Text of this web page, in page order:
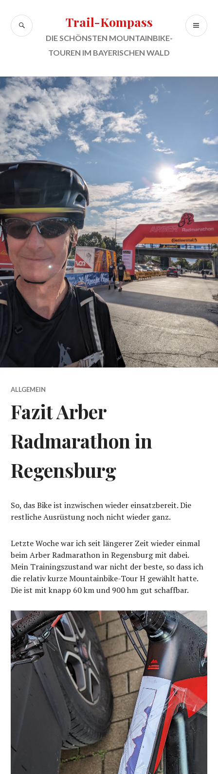
Inhalt
springen
Trail-Kompass
DIE SCHÖNSTEN MOUNTAINBIKE-
TOUREN IM BAYERISCHEN WALD
SUCHE
ALLGEMEIN
Fazit Arber
Radmarathon in
Regensburg
So, das Bike ist inzwischen wieder einsatzbereit. Die
restliche Ausrüstung noch nicht wieder ganz.
Letzte Woche war ich seit längerer Zeit wieder einmal
beim Arber Radmarathon in Regensburg mit dabei.
Mein Trainingszustand war nicht der beste, so dass ich
die relativ kurze Mountainbike-Tour H gewählt hatte.
Die ist mit knapp 60 km und 900 hm gut schaffbar.